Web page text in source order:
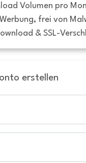
Volumen pro
frei von
& SSL-
erstellen